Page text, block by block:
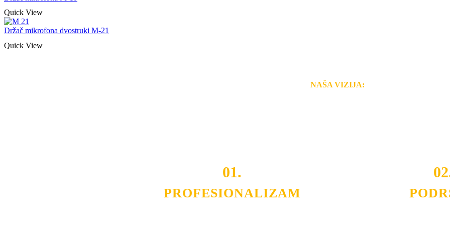
Quick View
Držač mikrofona dvostruki M-21
Quick View
NAŠA VIZIJA:
01.
PROFESIONALIZAM